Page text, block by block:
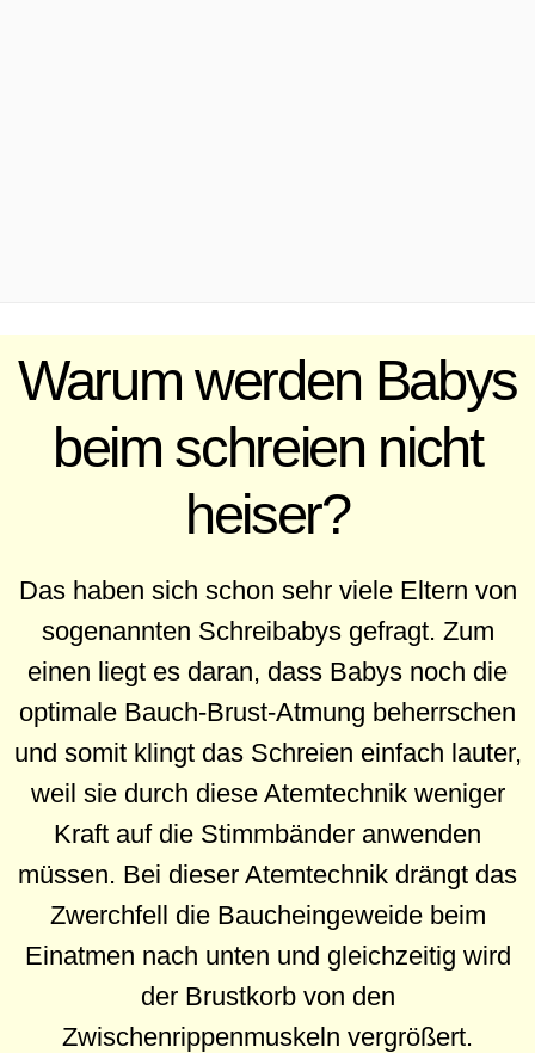
Warum werden Babys
beim schreien nicht
heiser?
Das haben sich schon sehr viele Eltern von
sogenannten Schreibabys gefragt. Zum
einen liegt es daran, dass Babys noch die
optimale Bauch-Brust-Atmung beherrschen
und somit klingt das Schreien einfach lauter,
weil sie durch diese Atemtechnik weniger
Kraft auf die Stimmbänder anwenden
müssen. Bei dieser Atemtechnik drängt das
Zwerchfell die Baucheingeweide beim
Einatmen nach unten und gleichzeitig wird
der Brustkorb von den
Zwischenrippenmuskeln vergrößert.